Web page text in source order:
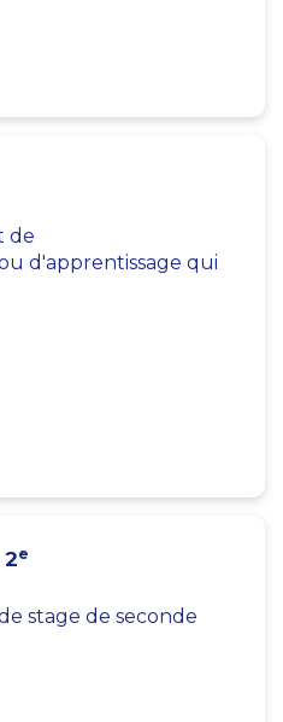
de
d'apprentissage qui
e
stage de seconde